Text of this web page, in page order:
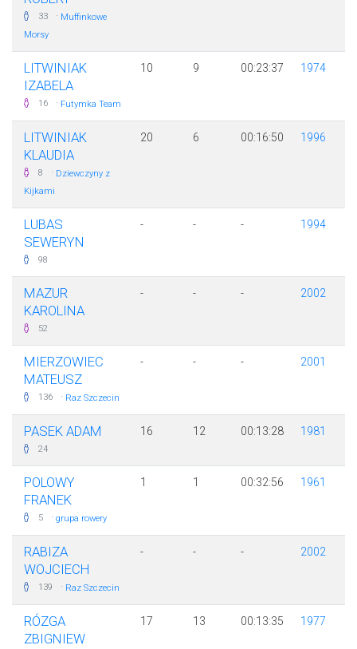
33 · Muffinkowe
Morsy
LITWINIAK
IZABELA
16 · Futymka Team
10 9 00:23:37 1974
LITWINIAK
KLAUDIA
8 · Dziewczyny z
Kijkami
20 6 00:16:50 1996
LUBAS
SEWERYN
98
- - - 1994
MAZUR
KAROLINA
52
- - - 2002
MIERZOWIEC
MATEUSZ
136 · Raz Szczecin
- - - 2001
PASEK ADAM
24
16 12 00:13:28 1981
POLOWY
FRANEK
5 · grupa rowery
1 1 00:32:56 1961
RABIZA
WOJCIECH
139 · Raz Szczecin
- - - 2002
RÓZGA
ZBIGNIEW
17 13 00:13:35 1977